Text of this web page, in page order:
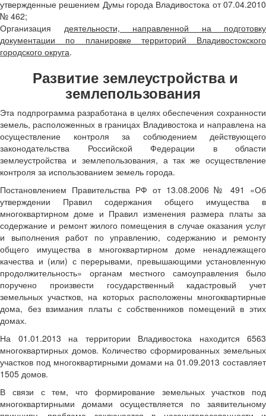
утвержденные решением Думы города Владивостока от 07.04.2010
№ 462;
Организация деятельности, направленной на подготовку
документации по планировке территорий Владивостокского
городского округа.
Развитие землеустройства и
землепользования
Эта подпрограмма разработана в целях обеспечения сохранности
земель, расположенных в границах Владивостока и направлена на
осуществление контроля за соблюдением действующего
законодательства Российской Федерации в области
землеустройства и землепользования, а так же осуществление
контроля за использованием земель города.
Постановлением Правительства РФ от 13.08.2006 № 491 «Об
утверждении Правил содержания общего имущества в
многоквартирном доме и Правил изменения размера платы за
содержание и ремонт жилого помещения в случае оказания услуг
и выполнения работ по управлению, содержанию и ремонту
общего имущества в многоквартирном доме ненадлежащего
качества и (или) с перерывами, превышающими установленную
продолжительность» органам местного самоуправления было
поручено произвести государственный кадастровый учет
земельных участков, на которых расположены многоквартирные
дома, без взимания платы с собственников помещений в этих
домах.
На 01.01.2013 на территории Владивостока находится 6563
многоквартирных домов. Количество сформированных земельных
участков под многоквартирными домами на 01.09.2013 составляет
1505 домов.
В связи с тем, что формирование земельных участков под
многоквартирными домами осуществляется по заявительному